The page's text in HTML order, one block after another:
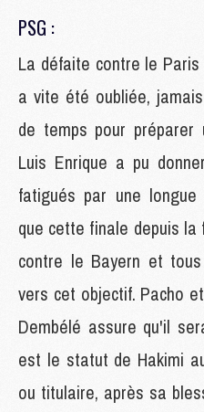
PSG :
La défaite contre le
a vite été oubliée,
de temps pour
Luis Enrique a pu
fatigués par une
que cette finale depuis
contre le Bayern et
vers cet objectif. Pacho
Dembélé assure qu'il
est le statut de Hakimi
ou titulaire, après sa